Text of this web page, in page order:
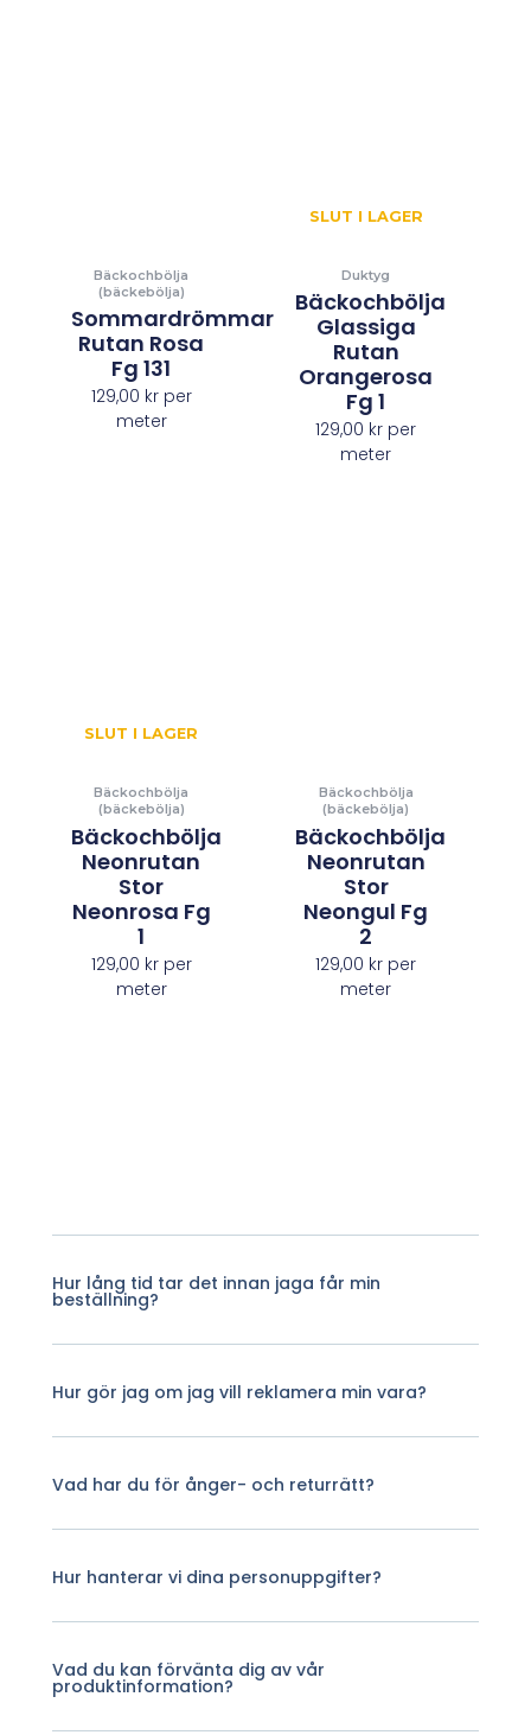
Bäckochbölja
(bäckebölja)
Sommardrömmar
Rutan Rosa
Fg 131
129,00 krper
meter
SLUT I LAGER
Duktyg
Bäckochbölja
Glassiga
Rutan
Orangerosa
Fg 1
129,00 kr per
meter
SLUT I LAGER
Bäckochbölja
(bäckebölja)
Bäckochbölja
Neonrutan
Stor
Neonrosa Fg
1
129,00 krper
meter
Bäckochbölja
(bäckebölja)
Bäckochbölja
Neonrutan
Stor
Neongul Fg
2
129,00 kr per
meter
Hur lång tid tar det innan jaga får min
beställning?
Hur gör jag om jag vill reklamera min vara?
Vad har du för ånger- och returrätt?
Hur hanterar vi dina personuppgifter?
Vad du kan förvänta dig av vår
produktinformation?